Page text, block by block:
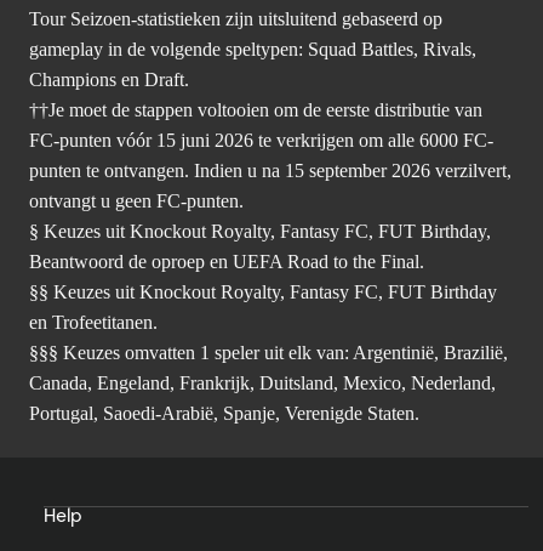
Tour Seizoen-statistieken zijn uitsluitend gebaseerd op
gameplay in de volgende speltypen: Squad Battles, Rivals,
Champions en Draft.
††Je moet de stappen voltooien om de eerste distributie van
FC-punten vóór 15 juni 2026 te verkrijgen om alle 6000 FC-
punten te ontvangen. Indien u na 15 september 2026 verzilvert,
ontvangt u geen FC-punten.
§ Keuzes uit Knockout Royalty, Fantasy FC, FUT Birthday,
Beantwoord de oproep en UEFA Road to the Final.
§§ Keuzes uit Knockout Royalty, Fantasy FC, FUT Birthday
en Trofeetitanen.
§§§ Keuzes omvatten 1 speler uit elk van: Argentinië, Brazilië,
Canada, Engeland, Frankrijk, Duitsland, Mexico, Nederland,
Portugal, Saoedi-Arabië, Spanje, Verenigde Staten.
Help